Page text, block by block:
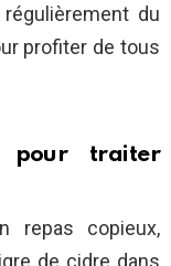
du
profiter de tous
pour traiter
repas copieux,
de cidre dans